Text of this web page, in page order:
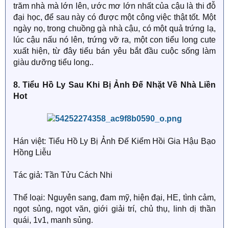
Con tiểu long này lại rất dính người, ăn vạ ở trong
phòng Diệp Lan không muốn đi, còn mỗi ngày muốn
bán yêu thân thân mới nghe lời không gây chuyện.
Diệp Lan: "Tôi không muốn nuôi nhóc." (＞﹏＜)
Rốt cuộc cho tới một ngày, tiểu long bị người lớn trong
nhà dẫn đi.
Trước khi đi, Diệp Lan kích động nước mắt lưng tròng:
"Tiểu long vô lại suốt ngày thân thân muốn tróc da mặt
Tiểu Long thấy cậu nước mắt lưng tròng, cũng kích
*ﾟ▽ﾟ*)
Yên tâm, chờ nó về nhà mang châu báu của lão cha
cất giữ trộm đem đi bán rồi sẽ tới đây đón Diệp Diệp về
sống hạnh phúc!
trăm nhà mà lớn lên, ước mơ lớn nhất của cậu là thi đỗ
đại học, để sau này có được một công việc thật tốt. Một
ngày nọ, trong chuồng gà nhà cậu, có một quả trứng lạ,
lúc cậu nấu nó lên, trứng vỡ ra, một con tiểu long cute
xuất hiện, từ đây tiểu bán yêu bắt đầu cuộc sống làm
giàu dưỡng tiểu long..
8. Tiểu Hồ Ly Sau Khi Bị Ảnh Đế Nhặt Về Nhà Liền
Hot
Hán việt: Tiểu Hồ Ly Bị Ảnh Đế Kiểm Hồi Gia Hậu Bạo
Hồng Liễu
Tác giả: Tần Tửu Cách Nhi
Thể loại: Nguyên sang, đam mỹ, hiện đại, HE, tình cảm,
ngọt sủng, ngọt văn, giới giải trí, chủ thụ, linh dị thần
quái, 1v1, manh sủng.